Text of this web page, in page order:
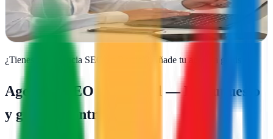
realidades del territorio
Ver fichacompleta
¿Tienes una agencia SEO en Añade tu agencia gratis
Agencias SEO en Borriol — Presupuesto
y guía de contratación